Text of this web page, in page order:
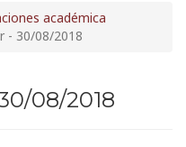
académica
- 30/08/2018
08/2018